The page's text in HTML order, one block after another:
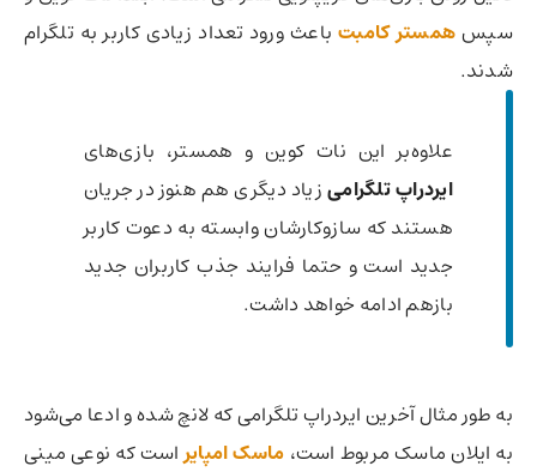
سپسهمستر کامبتباعث ورود تعداد زیادی کاربر به تلگرام
شدند.
علاوه‌بر این نات کوین و همستر، بازی‌های
ایردراپ تلگرامیزیاد دیگری هم هنوز در جریان
هستند که سازوکارشان وابسته به دعوت کاربر
جدید است و حتما فرایند جذب کاربران جدید
بازهم ادامه خواهد داشت.
به طور مثال آخرین ایردراپ تلگرامی که لانچ شده و ادعا می‌شود
به ایلان ماسک مربوط است،‌ ماسک امپایراست که نوعی مینی